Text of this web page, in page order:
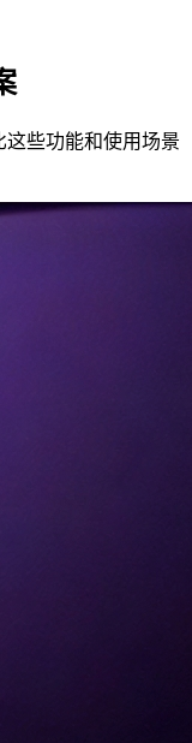
这些功能和使用场景